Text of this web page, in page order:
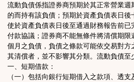
流動負債係指證券商預期於其正常營業
的而持有該負債；預期於資產負債表日
使於資產負債表日後至通過財務報告前
付款協議；證券商不能無條件將清償期
個月之負債，負債之條款可能依交易對
其清償者，並不影響其分類。流動負債至
一、短期借款：
（一）包括向銀行短期借入之款項、透支